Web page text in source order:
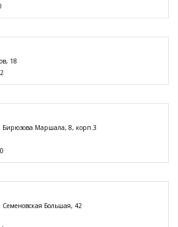
18
Бирюзова Маршала, 8, корп.3
Семеновская Большая, 42